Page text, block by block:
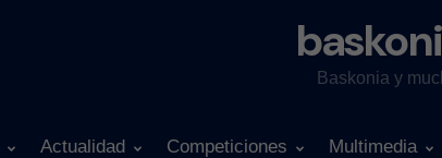
Baskonia y
Actualidad Competiciones Multimedia